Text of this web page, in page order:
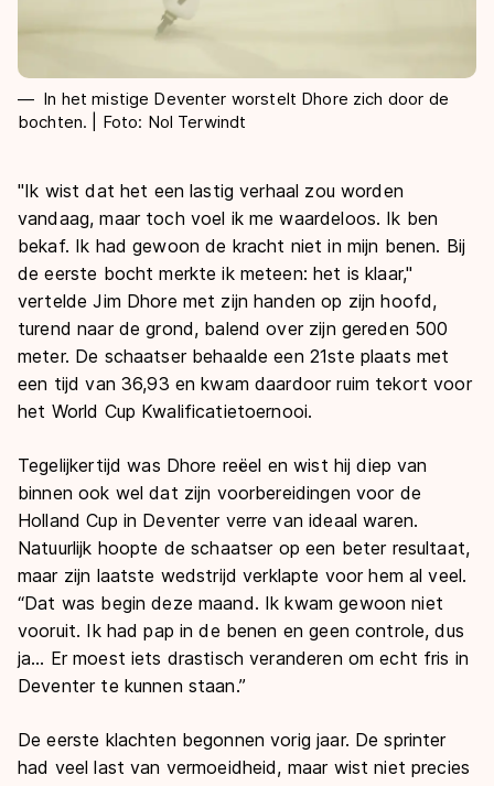
In het mistige Deventer worstelt Dhore zich door de
bochten. | Foto: Nol Terwindt
"Ik wist dat het een lastig verhaal zou worden
vandaag, maar toch voel ik me waardeloos. Ik ben
bekaf. Ik had gewoon de kracht niet in mijn benen. Bij
de eerste bocht merkte ik meteen: het is klaar,"
vertelde Jim Dhore met zijn handen op zijn hoofd,
turend naar de grond, balend over zijn gereden 500
meter. De schaatser behaalde een 21ste plaats met
een tijd van 36,93 en kwam daardoor ruim tekort voor
het World Cup Kwalificatietoernooi.
Tegelijkertijd was Dhore reëel en wist hij diep van
binnen ook wel dat zijn voorbereidingen voor de
Holland Cup in Deventer verre van ideaal waren.
Natuurlijk hoopte de schaatser op een beter resultaat,
maar zijn laatste wedstrijd verklapte voor hem al veel.
“Dat was begin deze maand. Ik kwam gewoon niet
vooruit. Ik had pap in de benen en geen controle, dus
ja… Er moest iets drastisch veranderen om echt fris in
Deventer te kunnen staan.”
De eerste klachten begonnen vorig jaar. De sprinter
had veel last van vermoeidheid, maar wist niet precies